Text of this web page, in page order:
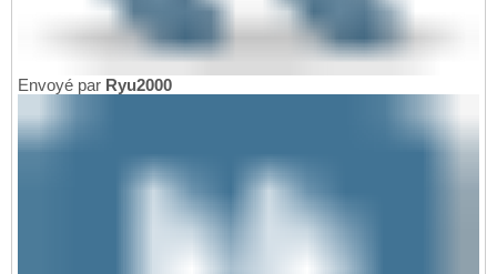
Envoyé par Ryu2000